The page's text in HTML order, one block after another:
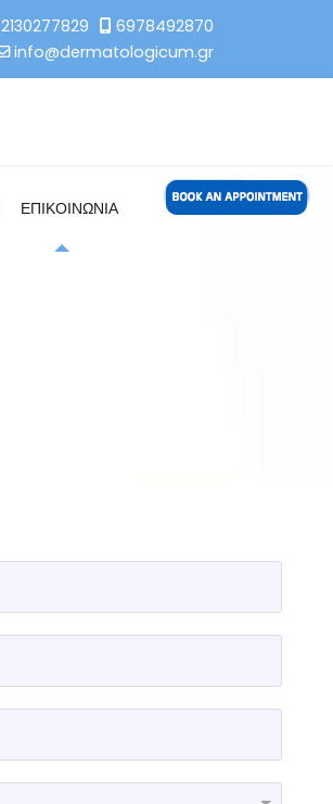
2130277829
6978492870
info@dermatologicum.gr
ΕΠΙΚΟΙΝΩΝΙΑ